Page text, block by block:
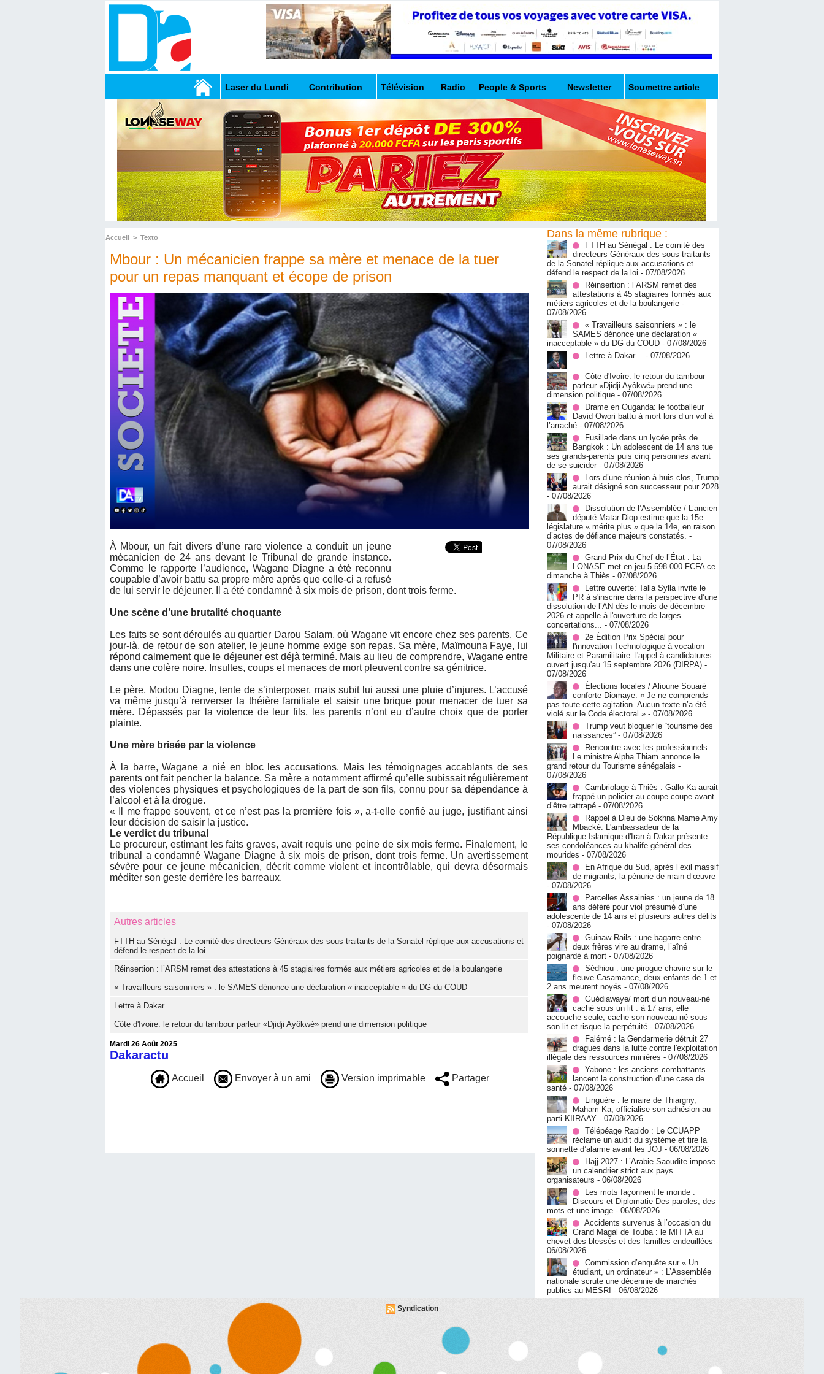
Laser du Lundi Contribution Télévision Radio People & Sports Newsletter Soumettre article
Accueil > Texto
Mbour : Un mécanicien frappe sa mère et menace de la tuer
pour un repas manquant et écope de prison
À Mbour, un fait divers d’une rare violence a conduit un jeune
mécanicien de 24 ans devant le Tribunal de grande instance.
Comme le rapporte l’audience, Wagane Diagne a été reconnu
coupable d’avoir battu sa propre mère après que celle-ci a refusé
de lui servir le déjeuner. Il a été condamné à six mois de prison, dont trois ferme.
Une scène d’une brutalité choquante
Les faits se sont déroulés au quartier Darou Salam, où Wagane vit encore chez ses parents. Ce
jour-là, de retour de son atelier, le jeune homme exige son repas. Sa mère, Maïmouna Faye, lui
répond calmement que le déjeuner est déjà terminé. Mais au lieu de comprendre, Wagane entre
dans une colère noire. Insultes, coups et menaces de mort pleuvent contre sa génitrice.
Le père, Modou Diagne, tente de s’interposer, mais subit lui aussi une pluie d’injures. L’accusé
va même jusqu’à renverser la théière familiale et saisir une brique pour menacer de tuer sa
mère. Dépassés par la violence de leur fils, les parents n’ont eu d’autre choix que de porter
plainte.
Une mère brisée par la violence
À la barre, Wagane a nié en bloc les accusations. Mais les témoignages accablants de ses
parents ont fait pencher la balance. Sa mère a notamment affirmé qu’elle subissait régulièrement
des violences physiques et psychologiques de la part de son fils, connu pour sa dépendance à
l’alcool et à la drogue.
« Il me frappe souvent, et ce n’est pas la première fois », a-t-elle confié au juge, justifiant ainsi
leur décision de saisir la justice.
Le verdict du tribunal
Le procureur, estimant les faits graves, avait requis une peine de six mois ferme. Finalement, le
tribunal a condamné Wagane Diagne à six mois de prison, dont trois ferme. Un avertissement
sévère pour ce jeune mécanicien, décrit comme violent et incontrôlable, qui devra désormais
méditer son geste derrière les barreaux.
Autres articles
FTTH au Sénégal : Le comité des directeurs Généraux des sous-traitants de la Sonatel réplique aux accusations et
défend le respect de la loi
Réinsertion : l’ARSM remet des attestations à 45 stagiaires formés aux métiers agricoles et de la boulangerie
« Travailleurs saisonniers » : le SAMES dénonce une déclaration « inacceptable » du DG du COUD
Lettre à Dakar…
Côte d'Ivoire: le retour du tambour parleur «Djidji Ayôkwé» prend une dimension politique
Mardi 26 Août 2025
Dakaractu
Accueil Envoyer à un ami Version imprimable Partager
Dans la même rubrique :
FTTH au Sénégal : Le comité des
directeurs Généraux des sous-traitants
de la Sonatel réplique aux accusations et
défend le respect de la loi - 07/08/2026
Réinsertion : l’ARSM remet des
attestations à 45 stagiaires formés aux
métiers agricoles et de la boulangerie -
07/08/2026
« Travailleurs saisonniers » : le
SAMES dénonce une déclaration «
inacceptable » du DG du COUD - 07/08/2026
Lettre à Dakar… - 07/08/2026
Côte d'Ivoire: le retour du tambour
parleur «Djidji Ayôkwé» prend une
dimension politique - 07/08/2026
Drame en Ouganda: le footballeur
David Owori battu à mort lors d’un vol à
l’arraché - 07/08/2026
Fusillade dans un lycée près de
Bangkok : Un adolescent de 14 ans tue
ses grands-parents puis cinq personnes avant
de se suicider - 07/08/2026
Lors d’une réunion à huis clos, Trump
aurait désigné son successeur pour 2028
- 07/08/2026
Dissolution de l’Assemblée / L’ancien
député Matar Diop estime que la 15e
législature « mérite plus » que la 14e, en raison
d’actes de défiance majeurs constatés. -
07/08/2026
Grand Prix du Chef de l’État : La
LONASE met en jeu 5 598 000 FCFA ce
dimanche à Thiès - 07/08/2026
Lettre ouverte: Talla Sylla invite le
PR à s'inscrire dans la perspective d’une
dissolution de l’AN dès le mois de décembre
2026 et appelle à l'ouverture de larges
concertations... - 07/08/2026
2e Édition Prix Spécial pour
l'innovation Technologique à vocation
Militaire et Paramilitaire: l'appel à candidatures
ouvert jusqu'au 15 septembre 2026 (DIRPA) -
07/08/2026
Élections locales / Alioune Souaré
conforte Diomaye: « Je ne comprends
pas toute cette agitation. Aucun texte n’a été
violé sur le Code électoral » - 07/08/2026
Trump veut bloquer le “tourisme des
naissances” - 07/08/2026
Rencontre avec les professionnels :
Le ministre Alpha Thiam annonce le
grand retour du Tourisme sénégalais -
07/08/2026
Cambriolage à Thiès : Gallo Ka aurait
frappé un policier au coupe-coupe avant
d’être rattrapé - 07/08/2026
Rappel à Dieu de Sokhna Mame Amy
Mbacké: L'ambassadeur de la
République Islamique d'Iran à Dakar présente
ses condoléances au khalife général des
mourides - 07/08/2026
En Afrique du Sud, après l’exil massif
de migrants, la pénurie de main-d’œuvre
- 07/08/2026
Parcelles Assainies : un jeune de 18
ans déféré pour viol présumé d’une
adolescente de 14 ans et plusieurs autres délits
- 07/08/2026
Guinaw-Rails : une bagarre entre
deux frères vire au drame, l’aîné
poignardé à mort - 07/08/2026
Sédhiou : une pirogue chavire sur le
fleuve Casamance, deux enfants de 1 et
2 ans meurent noyés - 07/08/2026
Guédiawaye/ mort d’un nouveau-né
caché sous un lit : à 17 ans, elle
accouche seule, cache son nouveau-né sous
son lit et risque la perpétuité - 07/08/2026
Falémé : la Gendarmerie détruit 27
dragues dans la lutte contre l'exploitation
illégale des ressources minières - 07/08/2026
Yabone : les anciens combattants
lancent la construction d'une case de
santé - 07/08/2026
Linguère : le maire de Thiargny,
Maham Ka, officialise son adhésion au
parti KIIRAAY - 07/08/2026
Télépéage Rapido : Le CCUAPP
réclame un audit du système et tire la
sonnette d’alarme avant les JOJ - 06/08/2026
Hajj 2027 : L’Arabie Saoudite impose
un calendrier strict aux pays
organisateurs - 06/08/2026
Les mots façonnent le monde :
Discours et Diplomatie Des paroles, des
mots et une image - 06/08/2026
Accidents survenus à l’occasion du
Grand Magal de Touba : le MITTA au
chevet des blessés et des familles endeuillées -
06/08/2026
Commission d’enquête sur « Un
étudiant, un ordinateur » : L’Assemblée
nationale scrute une décennie de marchés
publics au MESRI - 06/08/2026
Syndication